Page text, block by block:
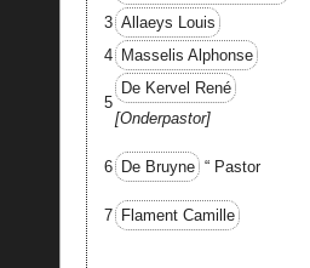
3 Allaeys Louis
4
Masselis Alphonse
5
De Kervel René
Onderpastor
6 De Bruyne “ Pastor
7 Flament Camille